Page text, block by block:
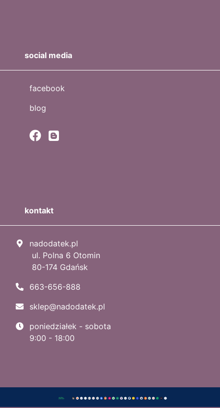
social media
facebook
blog
kontakt
nadodatek.pl
ul. Polna 6 Otomin
80-174 Gdańsk
663-656-888
sklep@nadodatek.pl
poniedziałek - sobota
9:00 - 18:00